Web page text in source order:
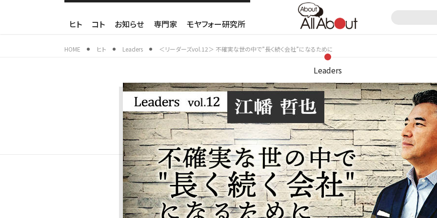
ヒト コト お知らせ 専門家 モヤフォー研究所
HOME ヒト Leaders ＜リーダーズvol.12＞ 不確実な世の中で”長く続く会社”になるために
Leaders